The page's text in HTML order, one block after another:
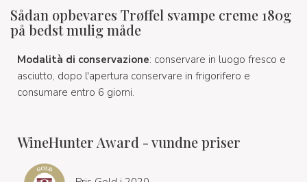
Sådan opbevares Trøffel svampe creme 180g
på bedst mulig måde
Modalità di conservazione: conservare in luogo fresco e
asciutto, dopo l'apertura conservare in frigorifero e
consumare entro 6 giorni.
WineHunter Award - vundne priser